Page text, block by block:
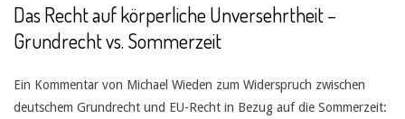
Das Recht auf körperliche Unversehrtheit –
Grundrecht vs. Sommerzeit
Ein Kommentar von Michael Wieden zum Widerspruch zwischen
deutschem Grundrecht und EU-Recht in Bezug auf die Sommerzeit: